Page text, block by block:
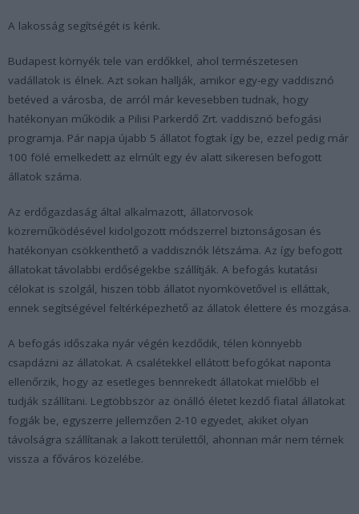
A lakosság segítségét is kérik.
Budapest környék tele van erdőkkel, ahol természetesen
vadállatok is élnek. Azt sokan hallják, amikor egy-egy vaddisznó
betéved a városba, de arról már kevesebben tudnak, hogy
hatékonyan működik a Pilisi Parkerdő Zrt. vaddisznó befogási
programja. Pár napja újabb 5 állatot fogtak így be, ezzel pedig már
100 fölé emelkedett az elmúlt egy év alatt sikeresen befogott
állatok száma.
Az erdőgazdaság által alkalmazott, állatorvosok
közreműködésével kidolgozott módszerrel biztonságosan és
hatékonyan csökkenthető a vaddisznók létszáma. Az így befogott
állatokat távolabbi erdőségekbe szállítják. A befogás kutatási
célokat is szolgál, hiszen több állatot nyomkövetővel is elláttak,
ennek segítségével feltérképezhető az állatok élettere és mozgása.
A befogás időszaka nyár végén kezdődik, télen könnyebb
csapdázni az állatokat. A csalétekkel ellátott befogókat naponta
ellenőrzik, hogy az esetleges bennrekedt állatokat mielőbb el
tudják szállítani. Legtöbbször az önálló életet kezdő fiatal állatokat
fogják be, egyszerre jellemzően 2-10 egyedet, akiket olyan
távolságra szállítanak a lakott területtől, ahonnan már nem térnek
vissza a főváros közelébe.